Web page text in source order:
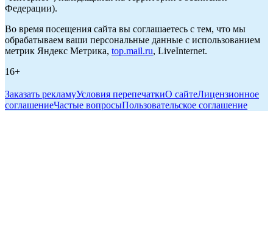
Федерации).
Во время посещения сайта вы соглашаетесь с тем, что мы
обрабатываем ваши персональные данные с использованием
метрик Яндекс Метрика, top.mail.ru, LiveInternet.
16+
Заказать рекламуУсловия перепечаткиО сайтеЛицензионное
соглашениеЧастые вопросыПользовательское соглашение